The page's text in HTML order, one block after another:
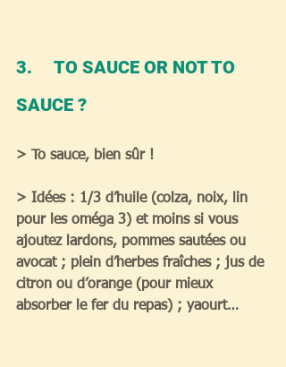
3.     TO SAUCE OR NOT TO
SAUCE ?
> To sauce, bien sûr !
> Idées : 1/3 d’huile (colza, noix, lin
pour les oméga 3) et moins si vous
ajoutez lardons, pommes sautées ou
avocat ; plein d’herbes fraîches ; jus de
citron ou d’orange (pour mieux
absorber le fer du repas) ; yaourt…